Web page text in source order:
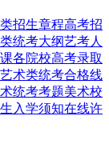
招生章程高考招
统考大纲艺考人
各院校高考录取
艺术类统考合格线
统考考题美术校
入学须知在线许